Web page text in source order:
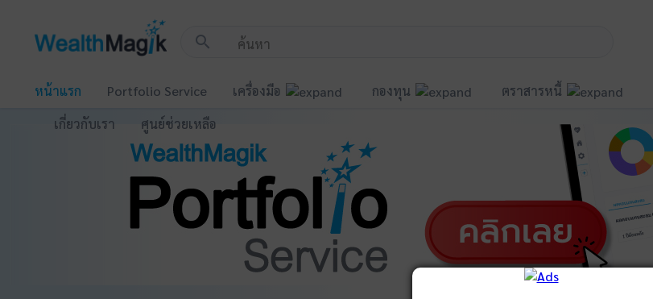
search
หน้าแรก Portfolio Service เครื่องมือ กองทุน ตราสารหนี้
เกี่ยวกับเรา
ศูนย์ช่วยเหลือ